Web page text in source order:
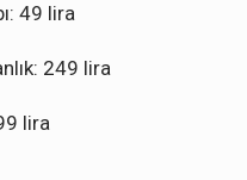
49 lira
249 lira
lira